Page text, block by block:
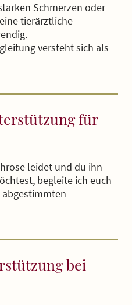
Schmerzen oder
tierärztliche
versteht sich als
für
leidet und du ihn
begleite ich euch
bei